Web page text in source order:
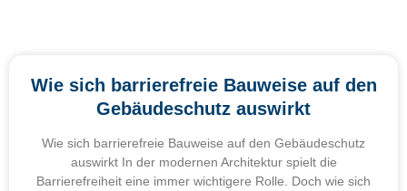
Wie sich barrierefreie Bauweise auf den
Gebäudeschutz auswirkt
Wie sich barrierefreie Bauweise auf den Gebäudeschutz
auswirkt In der modernen Architektur spielt die
Barrierefreiheit eine immer wichtigere Rolle. Doch wie sich